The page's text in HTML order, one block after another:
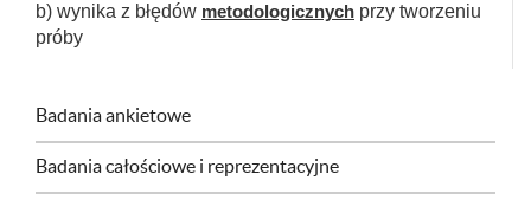
b) wynika z błędów metodologicznych przy tworzeniu
próby
Badania ankietowe
Badania całościowe i reprezentacyjne